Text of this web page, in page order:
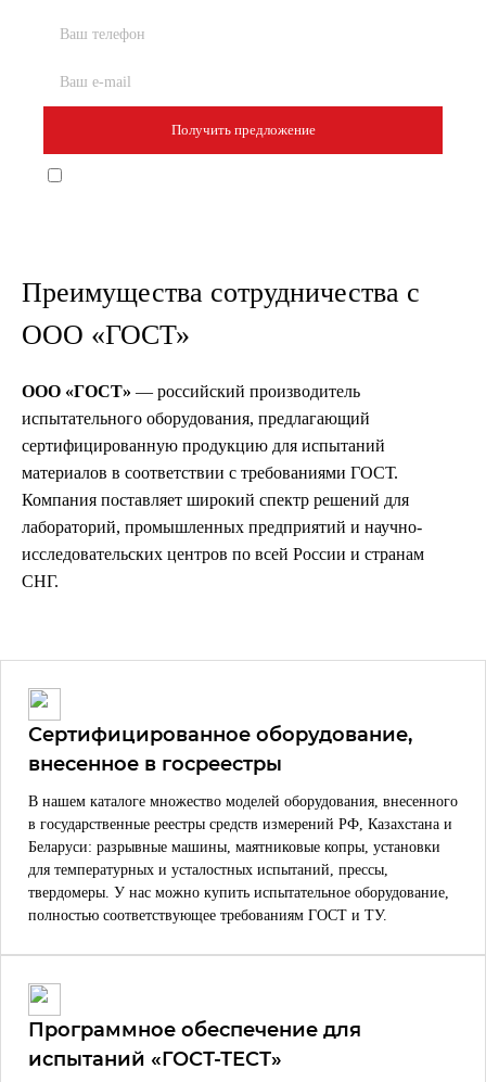
Преимущества сотрудничества с
ООО «ГОСТ»
ООО «ГОСТ» — российский производитель
испытательного оборудования, предлагающий
сертифицированную продукцию для испытаний
материалов в соответствии с требованиями ГОСТ.
Компания поставляет широкий спектр решений для
лабораторий, промышленных предприятий и научно-
исследовательских центров по всей России и странам
СНГ.
Сертифицированное оборудование,
внесенное в госреестры
В нашем каталоге множество моделей оборудования, внесенного
в государственные реестры средств измерений РФ, Казахстана и
Беларуси: разрывные машины, маятниковые копры, установки
для температурных и усталостных испытаний, прессы,
твердомеры. У нас можно купить испытательное оборудование,
полностью соответствующее требованиям ГОСТ и ТУ.
Программное обеспечение для
испытаний «ГОСТ-ТЕСТ»